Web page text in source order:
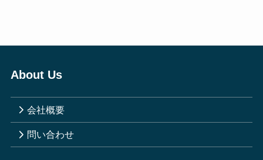
About Us
会社概要
問い合わせ